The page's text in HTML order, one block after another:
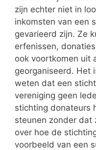
zijn echter niet in
inkomsten van een
gevarieerd zijn. Ze
erfenissen,
ook voortkomen uit
georganiseerd. Het
weten dat een
vereniging geen
stichting donateurs
steunen zonder dat
over hoe de
voorbeeld van een